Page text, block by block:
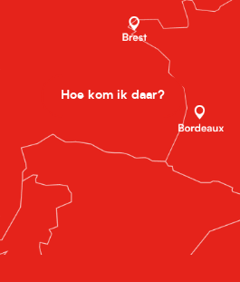
Hoe kom ik daar?